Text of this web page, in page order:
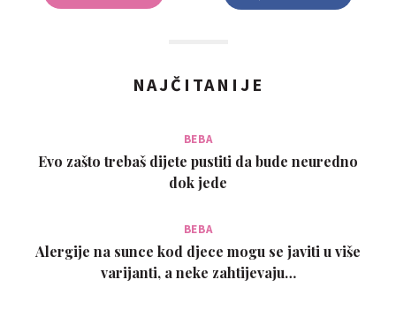
NAJČITANIJE
BEBA
Evo zašto trebaš dijete pustiti da bude neuredno
dok jede
BEBA
Alergije na sunce kod djece mogu se javiti u više
varijanti, a neke zahtijevaju…